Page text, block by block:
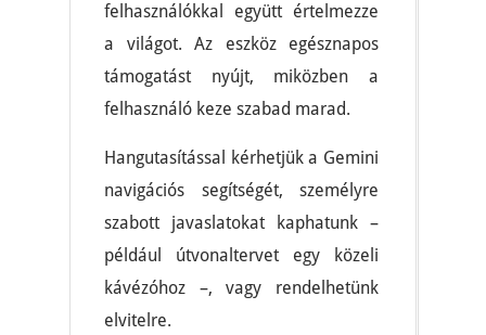
felhasználókkal együtt értelmezze
a világot. Az eszköz egésznapos
támogatást nyújt, miközben a
felhasználó keze szabad marad.
Hangutasítással kérhetjük a Gemini
navigációs segítségét, személyre
szabott javaslatokat kaphatunk –
például útvonaltervet egy közeli
kávézóhoz –, vagy rendelhetünk
elvitelre.